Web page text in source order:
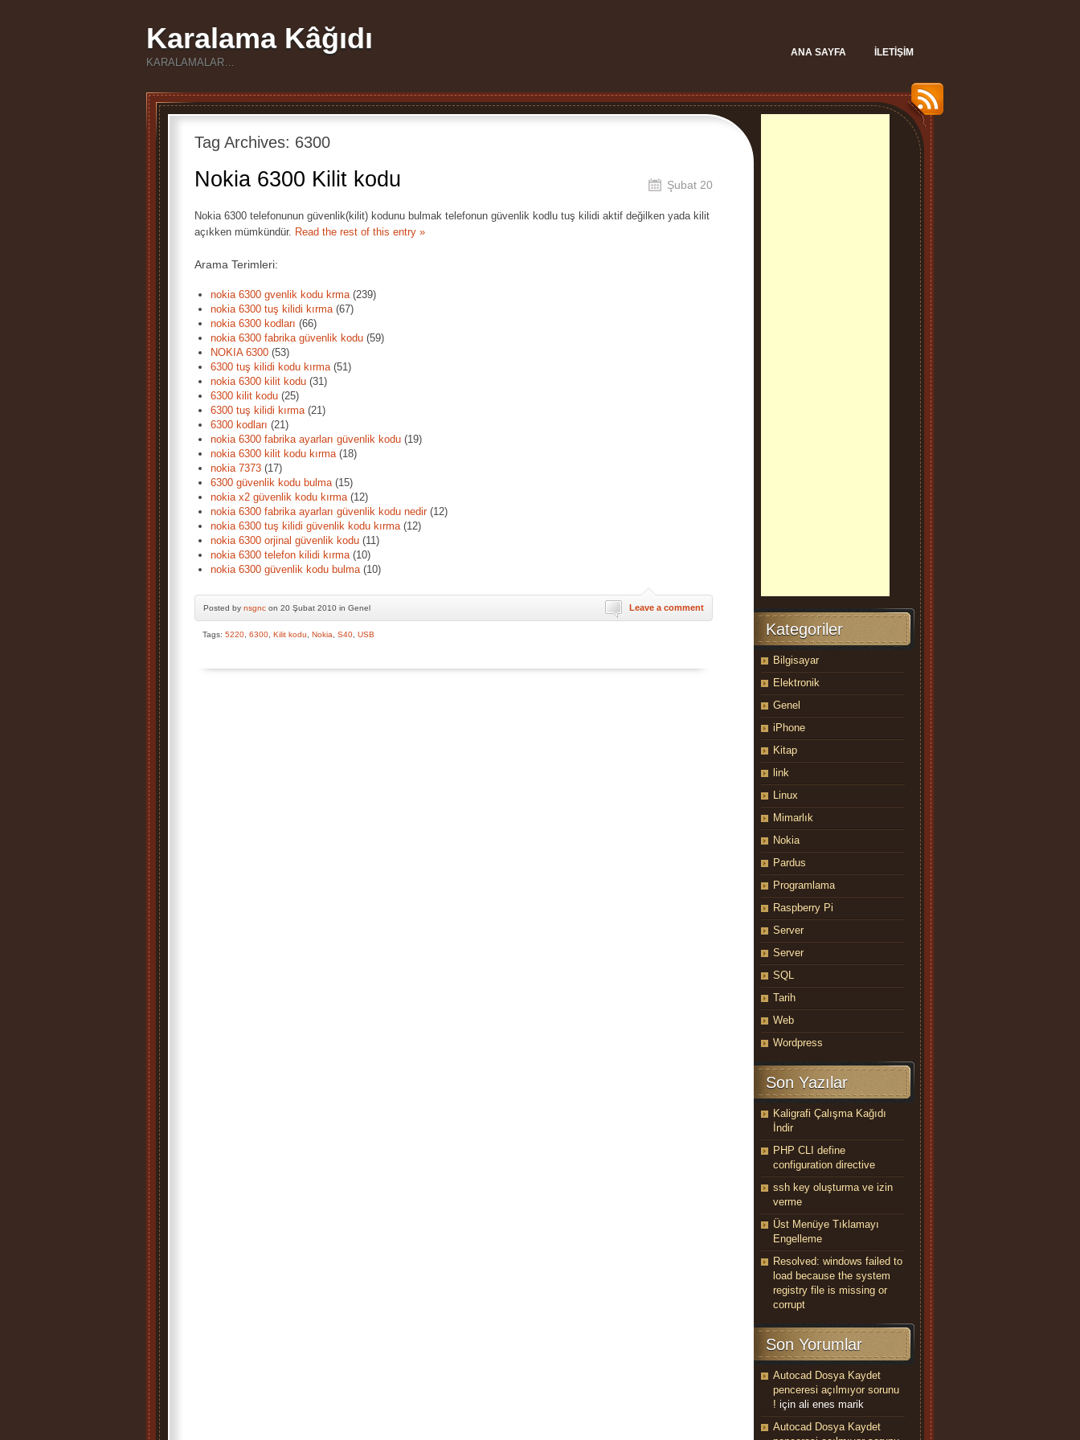
Karalama Kâğıdı
KARALAMALAR…
ANA SAYFA İLETIŞIM
Tag Archives: 6300
Nokia 6300 Kilit kodu Şubat 20
Nokia 6300 telefonunun güvenlik(kilit) kodunu bulmak telefonun güvenlik kodlu tuş kilidi aktif değilken yada kilit
açıkken mümkündür. Read the rest of this entry »
Arama Terimleri:
nokia 6300 gvenlik kodu krma(239)
nokia 6300 tuş kilidi kırma(67)
nokia 6300 kodları (66)
nokia 6300 fabrika güvenlik kodu (59)
NOKIA 6300 (53)
6300 tuş kilidi kodu kırma(51)
nokia 6300 kilit kodu (31)
6300 kilit kodu (25)
6300 tuş kilidi kırma(21)
6300 kodları (21)
nokia 6300 fabrika ayarları güvenlik kodu (19)
nokia 6300 kilit kodu kırma(18)
nokia 7373 (17)
6300 güvenlik kodu bulma(15)
nokia x2 güvenlik kodu kırma(12)
nokia 6300 fabrika ayarları güvenlik kodu nedir(12)
nokia 6300 tuş kilidi güvenlik kodu kırma(12)
nokia 6300 orjinal güvenlik kodu (11)
nokia 6300 telefon kilidi kırma(10)
nokia 6300 güvenlik kodu bulma(10)
Posted by nsgnc on 20 Şubat 2010 in Genel Leave a comment
Tags: 5220 6300 Kilit kodu Nokia S40 USB Kategoriler
Bilgisayar
Elektronik
Genel
iPhone
Kitap
link
Linux
Mimarlık
Nokia
Pardus
Programlama
Raspberry Pi
Server
Server
SQL
Tarih
Web
Wordpress
Son Yazılar
Kaligrafi Çalışma Kağıdı
İndir
PHP CLI define
configuration directive
ssh key oluşturma ve izin
verme
Üst Menüye Tıklamayı
Engelleme
Resolved: windows failed to
load because the system
registry file is missing or
corrupt
Son Yorumlar
Autocad Dosya Kaydet
penceresi açılmıyor sorunu
! için ali enes marik
Autocad Dosya Kaydet